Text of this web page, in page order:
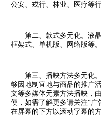
公安、戎行、林业、医疗等
第二、款式多元化。液
框架式、单机版、网络版等
第三、播映方法多元化
够因地制宜地与商品的推广
文等多媒体元素方法播映，
便，如需了解更多请关注“广
在屏幕的下方以滚动字幕的